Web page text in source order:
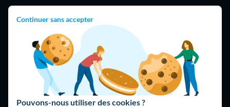
Continuer sans accepter
Pouvons-nous utiliser des cookies ?
Hello !
09 75 18 60 60
(8h-21h)
75018 Paris